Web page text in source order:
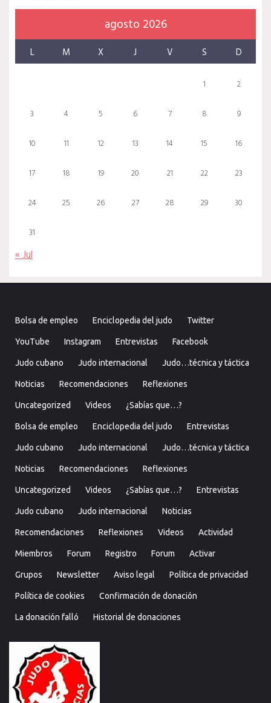
agosto 2026
L M X J V S D
1 2
3 4 5 6 7 8 9
10 11 12 13 14 15 16
17 18 19 20 21 22 23
24 25 26 27 28 29 30
31
« Jul
Bolsa de empleo Enciclopedia del judo Twitter
YouTube Instagram Entrevistas Facebook
Judo cubano Judo internacional Judo…técnica y táctica
Noticias Recomendaciones Reflexiones
Uncategorized Videos ¿Sabías que…?
Bolsa de empleo Enciclopedia del judo Entrevistas
Judo cubano Judo internacional Judo…técnica y táctica
Noticias Recomendaciones Reflexiones
Uncategorized Videos ¿Sabías que…? Entrevistas
Judo cubano Judo internacional Noticias
Recomendaciones Reflexiones Videos Actividad
Miembros Forum Registro Forum Activar
Grupos Newsletter Aviso legal Política de privacidad
Política de cookies Confirmación de donación
La donación falló Historial de donaciones